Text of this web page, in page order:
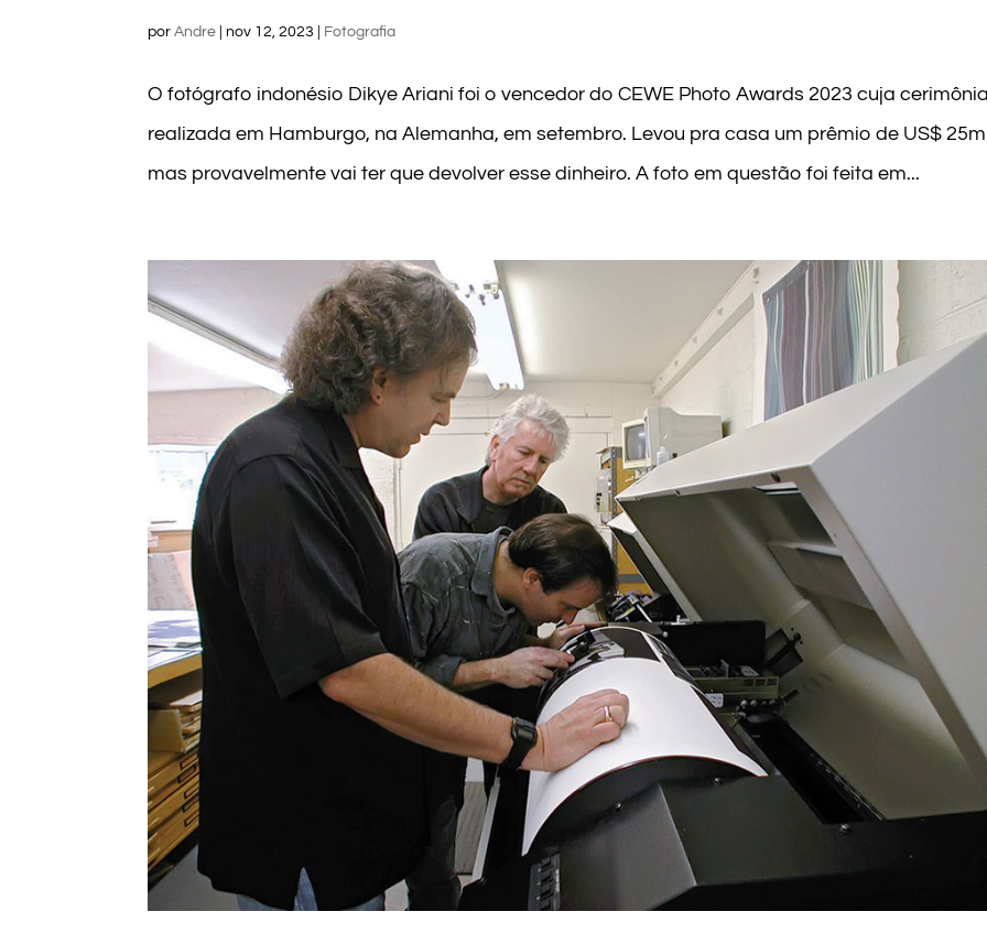
porAndre |nov 12, 2023 Fotografia
O fotógrafo indonésio Dikye Ariani foi o vencedor do CEWE Photo Awards 2023 cuja
realizada em Hamburgo, na Alemanha, em setembro. Levou pra casa um prêmio de US$
mas provavelmente vai ter que devolver esse dinheiro. A foto em questão foi feita em...